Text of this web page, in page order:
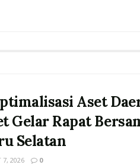
Aset
Gelar Rapat
Selatan
7, 2026 0